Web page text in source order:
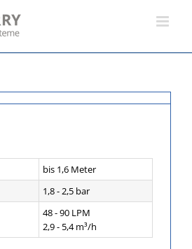
bis 1,6 Meter
1,8 - 2,5 bar
48 - 90 LPM
2,9 - 5,4 m³/h